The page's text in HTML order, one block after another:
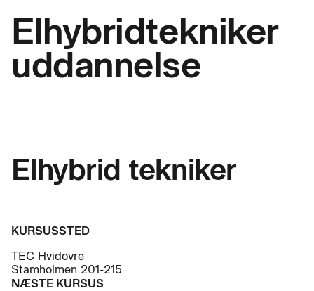
Elhybridtekniker
uddannelse
Elhybrid tekniker
KURSUSSTED
TEC Hvidovre
Stamholmen 201-215
NÆSTE KURSUS